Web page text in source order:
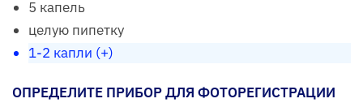
5 капель
целую пипетку
1-2 капли (+)
ОПРЕДЕЛИТЕ ПРИБОР ДЛЯ ФОТОРЕГИСТРАЦИИ